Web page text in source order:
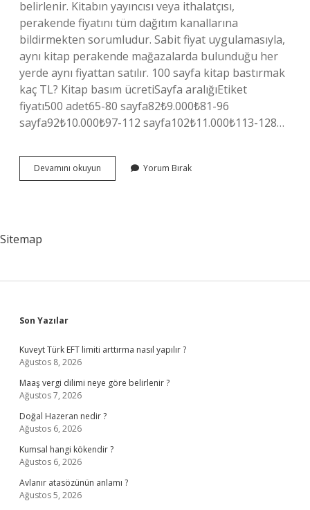
belirlenir. Kitabın yayıncısı veya ithalatçısı,
perakende fiyatını tüm dağıtım kanallarına
bildirmekten sorumludur. Sabit fiyat uygulamasıyla,
aynı kitap perakende mağazalarda bulunduğu her
yerde aynı fiyattan satılır. 100 sayfa kitap bastırmak
kaç TL? Kitap basım ücretiSayfa aralığıEtiket
fiyatı500 adet65-80 sayfa82₺9.000₺81-96
sayfa92₺10.000₺97-112 sayfa102₺11.000₺113-128…
Devamını okuyun
Sayfa
Yorum Bırak
Sitemap
Sidebar
Son Yazılar
Kuveyt Türk EFT limiti arttırma nasıl yapılır ?
Ağustos 8, 2026
Maaş vergi dilimi neye göre belirlenir ?
Ağustos 7, 2026
Doğal Hazeran nedir ?
Ağustos 6, 2026
Kumsal hangi kökendir ?
Ağustos 6, 2026
Avlanır atasözünün anlamı ?
Ağustos 5, 2026